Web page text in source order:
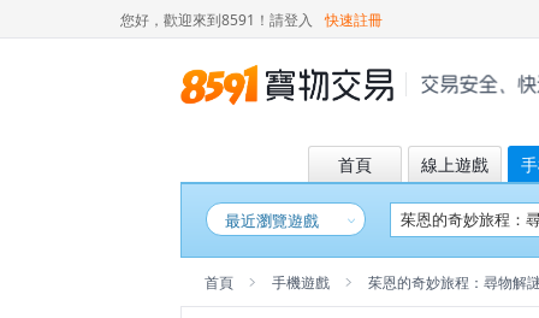
您好，歡迎來到8591！ 請登入 快速註冊
首頁 線上遊戲
最近瀏覽遊戲
首頁 手機遊戲 茱恩的奇妙旅程：尋物解